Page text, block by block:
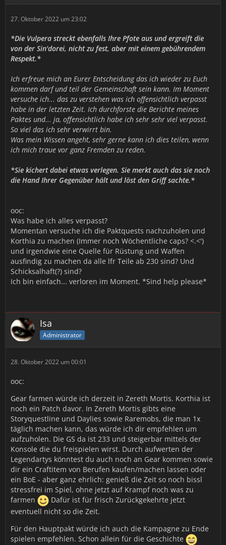
27. Oktober 2022 um 23:02
*Die Vulpera streckt ebenfalls Ihre Pfote aus und ergreift die
von der Sin'dorei, nicht zu fest, aber mit einem gebührendem
Respekt.*
Ich erfreue mich an Eurer Entscheidung das ich wieder zu Euch
kommen darf und teil der Gemeinschaft sein kann. Im Moment
versuche ich... das zu verstehen was ich offensichtlich verpasst
habe in der letzten Zeit. Ich durchforste die Berichte meines
Paktes und... ja, offensichtlich habe ich sehr sehr viel verpasst.
So viel das ich sehr verwirrt bin.
Was mein Wissen angeht, sehr gerne kann ich dies teilen, wenn
ich mich traue vor ganz Fremden zu reden.
*Sie kichert dabei etwas verlegen. Sie merkt auch das sie noch
die Hand Ihrer Gegenüber hält und löst den Griff sachte.*
ooc:
Was habe ich alles verpasst?
Momentan versuche ich die Paktquests nachzuholen und
Korthia zu machen (Immer noch Wöchentliche caps? <.<')
und irgendwie eine Quelle für Rüstung und Waffen
ausfindig zu machen da alle lfr Teile ab 230 sind? Und
Schicksalhaft(?) sind?
Ich bin einfach... verloren im Moment. *Sind help please*
Isa
Administrator
28. Oktober 2022 um 00:01
ooc:
Gear farmen würde ich derzeit in Zereth Mortis. Korthia ist
noch ein Patch davor. In Zereth Mortis gibts eine
Storyquestline und Daylies sowie Raremobs, die man 1x
täglich machen kann, das würde ich dir empfehlen um
aufzuholen. Die GS da ist 233 und steigerbar mittels der
Konsole die du freispielen wirst. Durch aufwerten der
Legendartys könntest du auch noch an Gear kommen sowie
dir ein Craftitem von Berufen kaufen/machen lassen oder
ein BoE - aber ganz ehrlich: genieß die Zeit so noch bissl
stressfrei im Spiel, ohne jetzt auf Krampf noch was zu
farmen
Dafür ist für frisch Zurückgekehrte jetzt
eventuell nicht so die Zeit.
Für den Hauptpakt würde ich auch die Kampagne zu Ende
spielen empfehlen. Schon allein für die Geschichte